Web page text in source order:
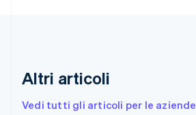
Altri articoli
Vedi tutti gli articoli per le aziende
Francia
Germania